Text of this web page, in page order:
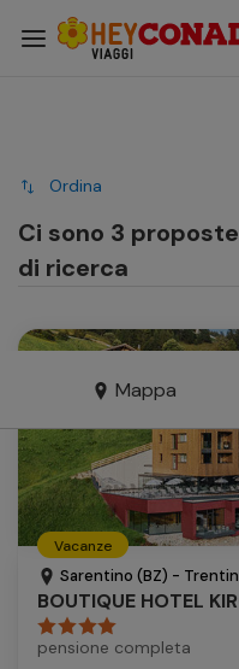
Esperienze
Crociere
Traghetti
Autonoleggio
Parcheggio
Esperienze
Crociere
Traghetti
Autonoleggio
Mappa
Ordina
Ci sono 3
di ricerca
Vacanze
Sarentino (BZ) -
BOUTIQUE HOTEL
pensione completa